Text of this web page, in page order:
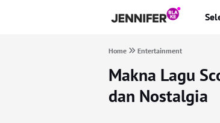
Home Entertainment
Makna Lagu
dan Nostalgia